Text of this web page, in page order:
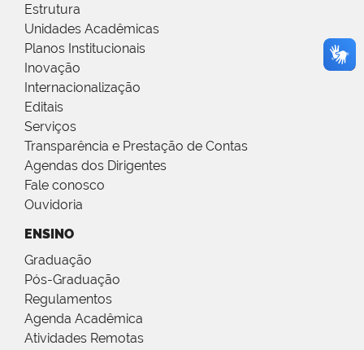
Estrutura
Unidades Acadêmicas
Planos Institucionais
Inovação
Internacionalização
Editais
Serviços
Transparência e Prestação de Contas
Agendas dos Dirigentes
Fale conosco
Ouvidoria
ENSINO
Graduação
Pós-Graduação
Regulamentos
Agenda Acadêmica
Atividades Remotas